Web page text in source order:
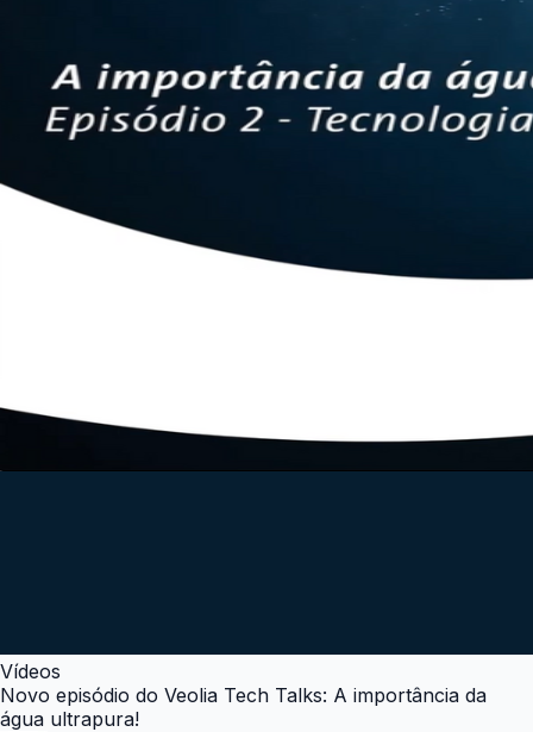
Vídeos
Novo episódio do Veolia Tech Talks: A importância da
água ultrapura!